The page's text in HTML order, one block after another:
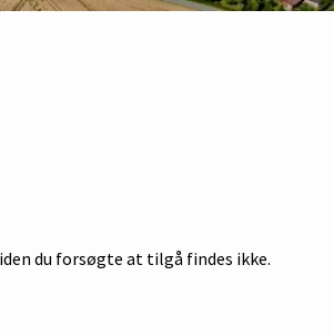
du forsøgte at tilgå findes ikke.